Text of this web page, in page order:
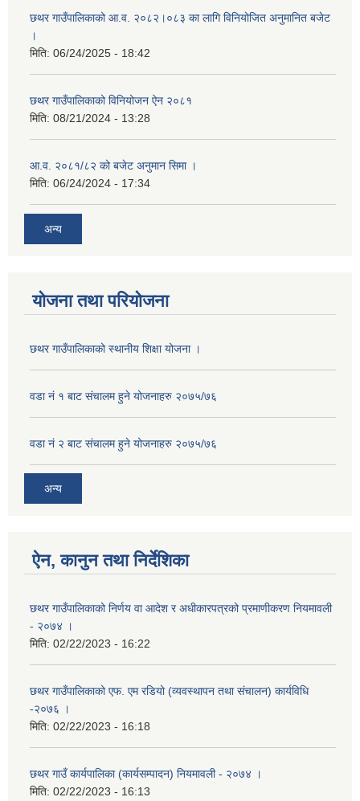
छथर गाउँपालिकाको आ.व. २०८२।०८३ का लागि विनियोजित अनुमानित बजेट
।
मिति: 06/24/2025 - 18:42
छथर गाउँपालिकाको विनियोजन ऐन २०८१
मिति: 08/21/2024 - 13:28
आ.व. २०८१/८२ को बजेट अनुमान सिमा ।
मिति: 06/24/2024 - 17:34
अन्य
योजना तथा परियोजना
छथर गाउँपालिकाको स्थानीय शिक्षा योजना ।
वडा नं १ बाट संचालम हुने योजनाहरु २०७५/७६
वडा नं २ बाट संचालम हुने योजनाहरु २०७५/७६
अन्य
ऐन, कानुन तथा निर्देशिका
छथर गाउँपालिकाको निर्णय वा आदेश र अधीकारपत्रको प्रमाणीकरण नियमावली
- २०७४ ।
मिति: 02/22/2023 - 16:22
छथर गाउँपालिकाको एफ. एम रडियो (व्यवस्थापन तथा संचालन) कार्यविधि
-२०७६ ।
मिति: 02/22/2023 - 16:18
छथर गाउँ कार्यपालिका (कार्यसम्पादन) नियमावली - २०७४ ।
मिति: 02/22/2023 - 16:13